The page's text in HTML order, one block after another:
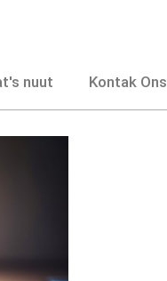
nuut Kontak Ons